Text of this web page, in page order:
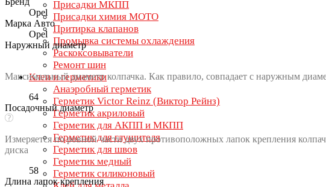
Присадки МКПП
Присадки химия МОТО
Притирка клапанов
Промывка системы охлаждения
Раскоксовыватели
Ремонт шин
Клеи и герметики
Анаэробный герметик
Герметик Victor Reinz (Виктор Рейнз)
Герметик акриловый
Герметик для АКПП и МКПП
Герметик для глушителя
Герметик для швов
Герметик медный
Герметик силиконовый
Opel
Марка Авто
Opel
Наружный диаметр
Максимальный диаметр колпачка. Как правило, совпадает с наружным
64
Посадочный диаметр
Измеряется по ровной части двух противоположных лапок крепления
диска
58
Длина лапок крепления